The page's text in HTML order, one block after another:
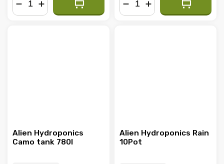
Alien Hydroponics
Camo tank 780l
Alien Hydroponics Rain
10Pot